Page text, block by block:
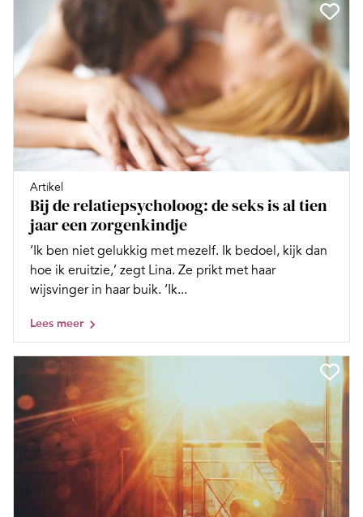
Artikel
Bij de relatiepsycholoog: de seks is al tien
jaar een zorgenkindje
‘Ik ben niet gelukkig met mezelf. Ik bedoel, kijk dan
hoe ik eruitzie,’ zegt Lina. Ze prikt met haar
wijsvinger in haar buik. ‘Ik...
Lees meer